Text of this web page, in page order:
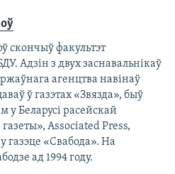
скончыў факультэт
Адзін з двух заснавальнікаў
агенцтва навінаў
ў газэтах «Звязда», быў
у Беларусі расейскай
Associated Рress,
газэце «Свабода». На
ад 1994 году.